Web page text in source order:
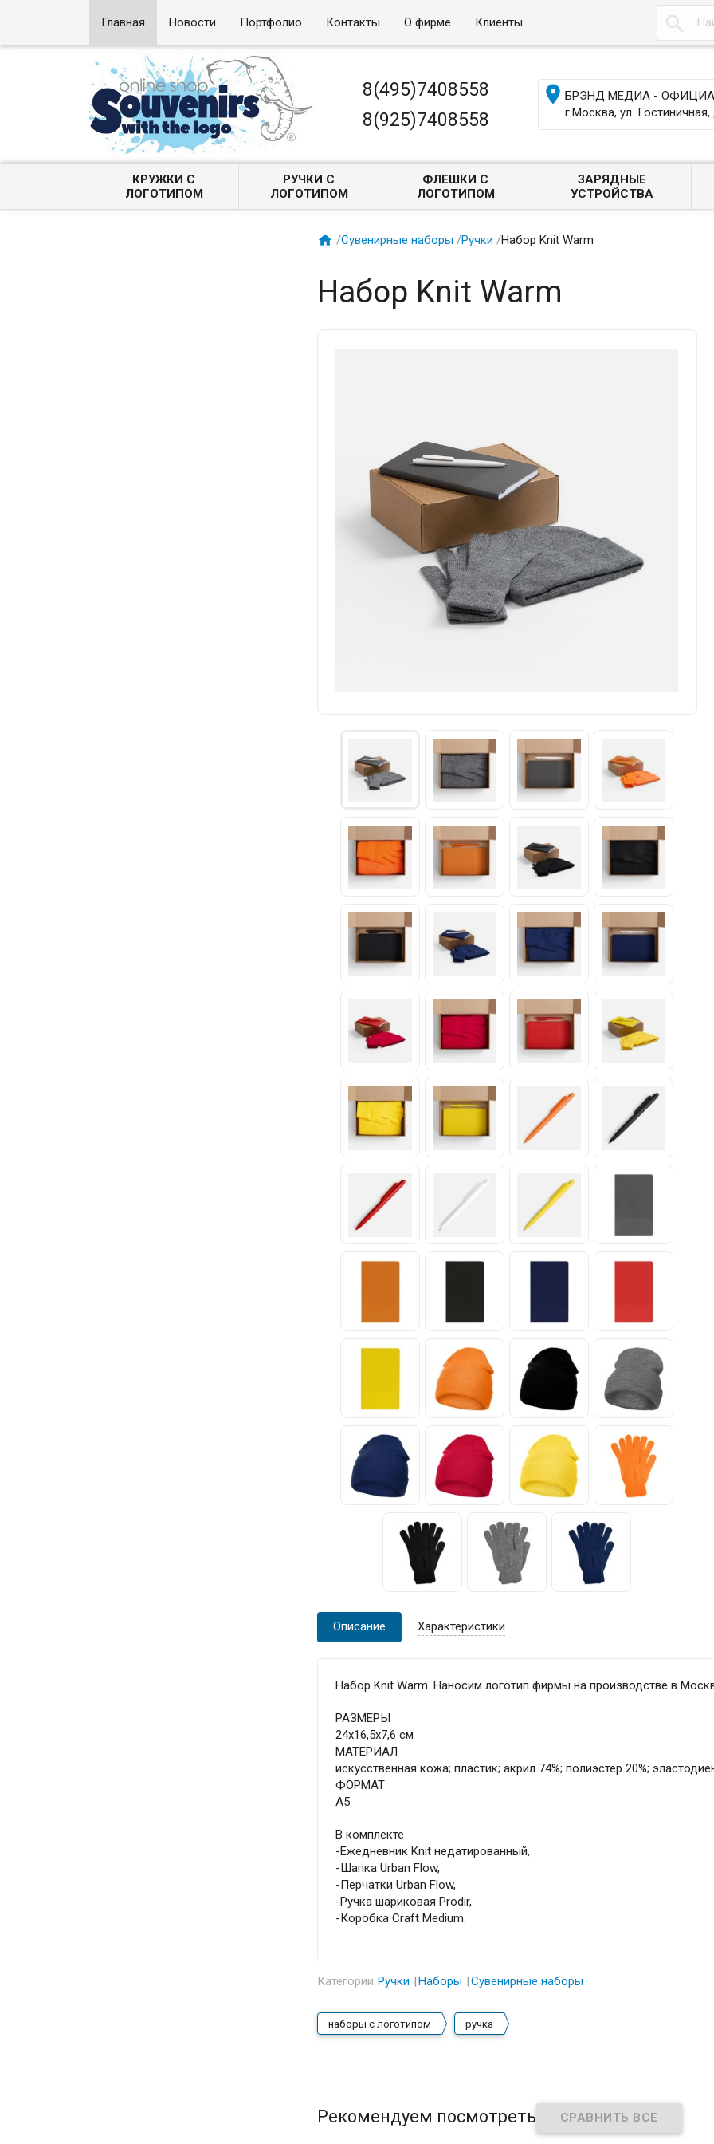
Главная Новости Портфолио Контакты О фирме Клиенты 
8(495)7408558
8(925)7408558
БРЭНД МЕДИА -
г.Москва, ул.
КРУЖКИ С
ЛОГОТИПОМ
РУЧКИ С
ЛОГОТИПОМ
ФЛЕШКИ С
ЛОГОТИПОМ
ЗАРЯДНЫЕ
УСТРОЙСТВА
 /Сувенирные наборы /Ручки /Набор Knit Warm
Набор Knit Warm
Описание Характеристики
Набор Knit Warm. Наносим логотип фирмы на производстве в
РАЗМЕРЫ
24х16,5х7,6 см
МАТЕРИАЛ
искусственная кожа; пластик; акрил 74%; полиэстер 20%;
ФОРМАТ
А5
В комплекте
-Ежедневник Knit недатированный,
-Шапка Urban Flow,
-Перчатки Urban Flow,
-Ручка шариковая Prodir,
-Коробка Craft Medium.
Категории:Ручки Наборы Сувенирные наборы
наборы с логотипом ручка
Рекомендуем посмотреть